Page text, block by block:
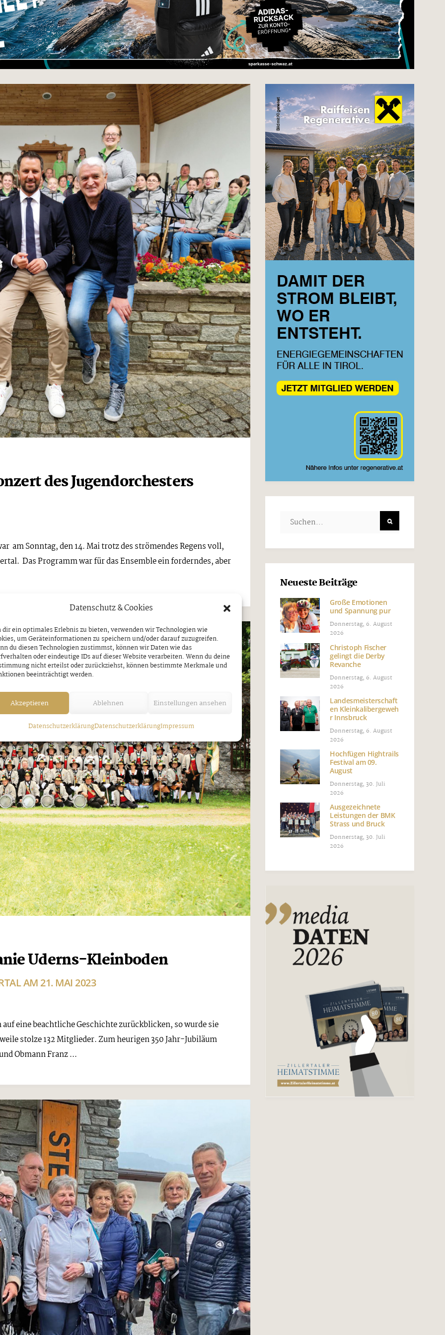
Datenschutz & Cookies
dir ein optimales Erlebnis zu bieten, verwenden wir Technologien wie
um Geräteinformationen zu speichern und/oder darauf zuzugreifen.
du diesen Technologien zustimmst, können wir Daten wie das
oder eindeutige IDs auf dieser Website verarbeiten. Wenn du deine
nicht erteilst oder zurückziehst, können bestimmte Merkmale und
beeinträchtigt werden.
Akzeptieren Ablehnen Einstellungen ansehen
DatenschutzerklärungDatenschutzerklärungImpressum
des Jugendorchesters
am Sonntag, den 14. Mai trotz des strömendes Regens voll,
Das Programm war für das Ensemble ein forderndes, aber
Uderns-Kleinboden
AM 21. MAI 2023
eine beachtliche Geschichte zurückblicken, so wurde sie
stolze 132 Mitglieder. Zum heurigen 350 Jahr-Jubiläum
Obmann Franz ...
Neueste Beiträge
Große Emotionen
und Spannung pur
Donnerstag, 6. August
2026
Christoph Fischer
gelingt die Derby
Revanche
Donnerstag, 6. August
2026
Landesmeisterschaft
en Kleinkalibergeweh
r Innsbruck
Donnerstag, 6. August
2026
Hochfügen Hightrails
Festival am 09.
August
Donnerstag, 30. Juli
2026
Ausgezeichnete
Leistungen der BMK
Strass und Bruck
Donnerstag, 30. Juli
2026